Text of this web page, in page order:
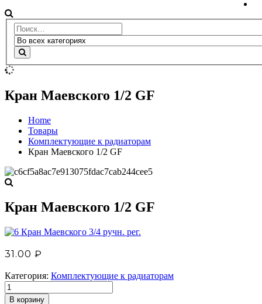
Кран Маевского 1/2 GF
Home
Товары
Комплектующие к радиаторам
Кран Маевского 1/2 GF
Кран Маевского 1/2 GF
Кран Маевского 3/4 ручн. рег.
31.00 ₽
Категория: Комплектующие к радиаторам
В корзину